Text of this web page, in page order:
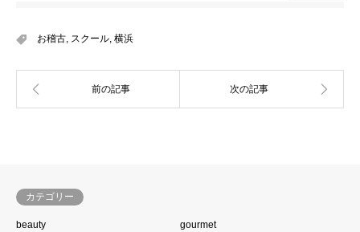
お稽古, スクール, 横浜
カテゴリー
beauty
gourmet